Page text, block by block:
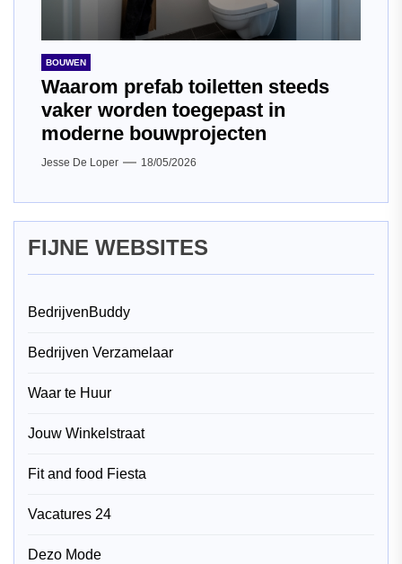
BOUWEN
Waarom prefab toiletten steeds
vaker worden toegepast in
moderne bouwprojecten
Jesse De Loper 18/05/2026
FIJNE WEBSITES
BedrijvenBuddy
Bedrijven Verzamelaar
Waar te Huur
Jouw Winkelstraat
Fit and food Fiesta
Vacatures 24
Dezo Mode